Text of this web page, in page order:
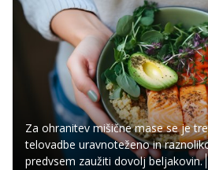
Za ohranitev mišične mase se je
telovadbe uravnoteženo in
predvsem zaužiti dovolj beljakovin.